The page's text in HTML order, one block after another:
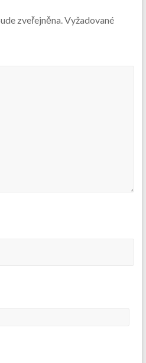
zveřejněna. Vyžadované